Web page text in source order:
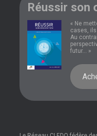
Réussir son
« Ne
cases,
Au
futur... »